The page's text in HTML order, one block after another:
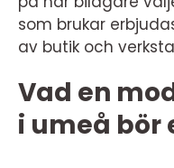
som brukar
av butik och
Vad en
i umeå bör